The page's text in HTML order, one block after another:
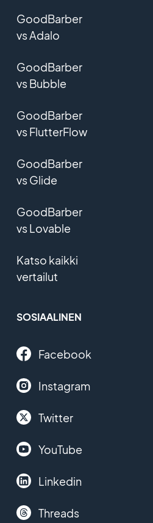
GoodBarber
vs Adalo
GoodBarber
vs Bubble
GoodBarber
vs FlutterFlow
GoodBarber
vs Glide
GoodBarber
vs Lovable
Katso kaikki
vertailut
SOSIAALINEN
Facebook
Instagram
Twitter
YouTube
Linkedin
Threads